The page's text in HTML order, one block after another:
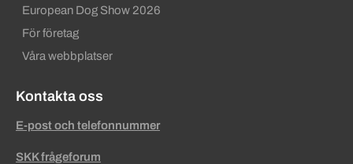
European Dog Show 2026
För företag
Våra webbplatser
Kontakta oss
E-post och telefonnummer
SKK frågeforum